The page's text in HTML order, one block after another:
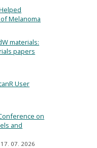
Melanoma
materials:
papers
User
on
and
17. 07. 2026